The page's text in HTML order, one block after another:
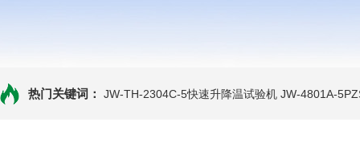
热门关键词： JW-TH-2304C-5快速升降温试验机 JW-4801A-